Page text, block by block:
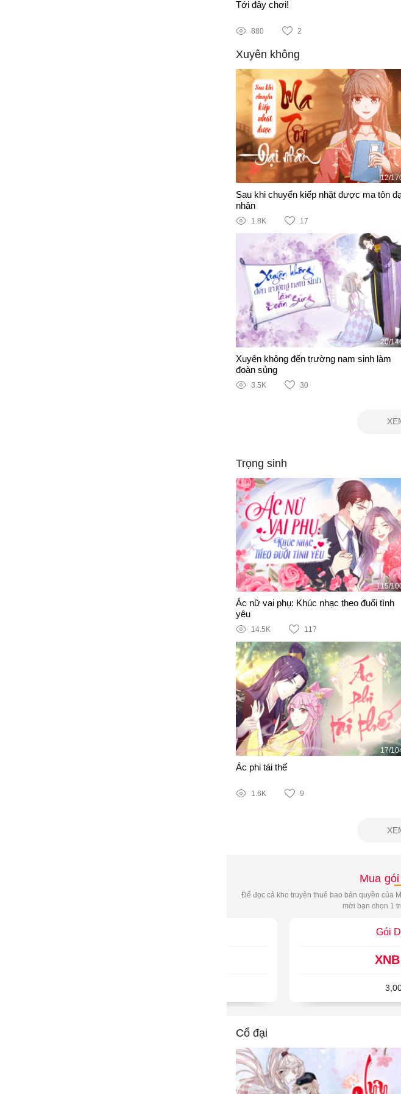
Tới đây chơi!
880 2
Xuyên không
12/
Sau khi chuyển kiếp nhặt được ma tôn
nhân
1.8K 17
20/
Xuyên không đến trường nam sinh làm
đoàn sủng
3.5K 30
Trọng sinh
115/
Ác nữ vai phụ: Khúc nhạc theo đuổi tình
yêu
14.5K 117
17/
Ác phi tái thế
1.6K 9
Mua
Để đọc cả kho truyện thuê bao bản quyền của
mời bạn chọn 1
Gói
XNB
Cổ đại